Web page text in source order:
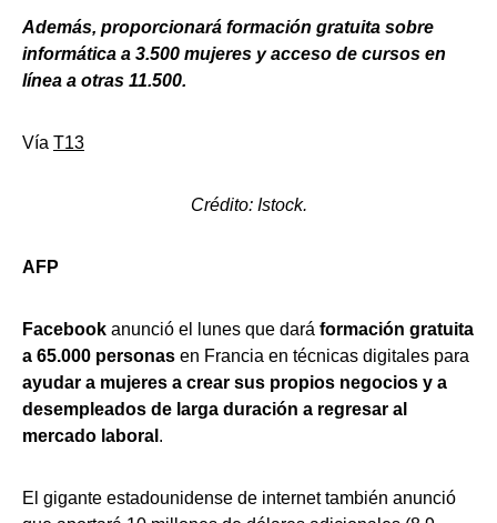
Además, proporcionará formación gratuita sobre
informática a 3.500 mujeres y acceso de cursos en
línea a otras 11.500.
Vía T13
Crédito: Istock.
AFP
Facebook anunció el lunes que dará formación gratuita
a 65.000 personas en Francia en técnicas digitales para
ayudar a mujeres a crear sus propios negocios y a
desempleados de larga duración a regresar al
mercado laboral .
El gigante estadounidense de internet también anunció